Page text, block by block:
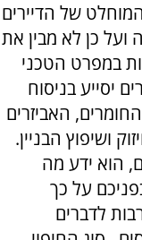
של הדיירים
ועל כן לא מבין את
במפרט הטכני
יסייע בניסוח
האביזרים
ושיפוץ הבניין.
הוא ידע מה
על כך
לדברים